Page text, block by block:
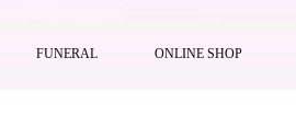
FUNERAL ONLINE SHOP